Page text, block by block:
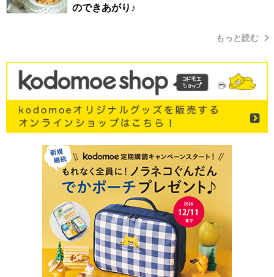
のできあがり♪
もっと読む